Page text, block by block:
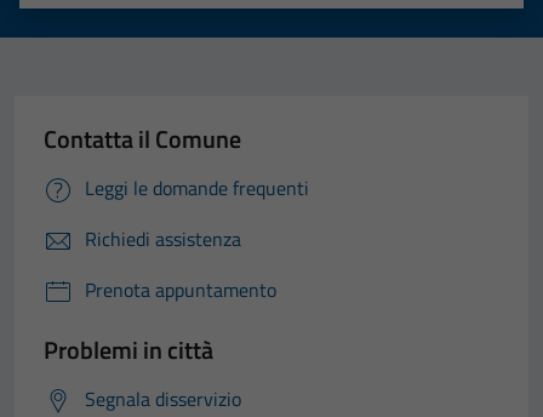
Contatta il Comune
Leggi le domande frequenti
Richiedi assistenza
Prenota appuntamento
Problemi in città
Segnala disservizio